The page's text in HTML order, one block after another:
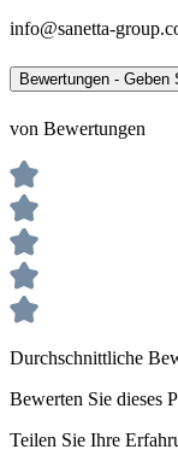
info@sanetta-
Bewertungen - Geben
von Bewertungen
Durchschnittliche
Bewerten Sie dieses
Teilen Sie Ihre